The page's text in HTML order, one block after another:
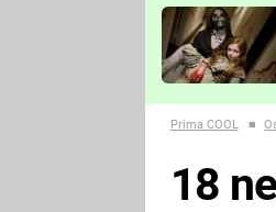
FUTURAMA
Prima COOL ■
18